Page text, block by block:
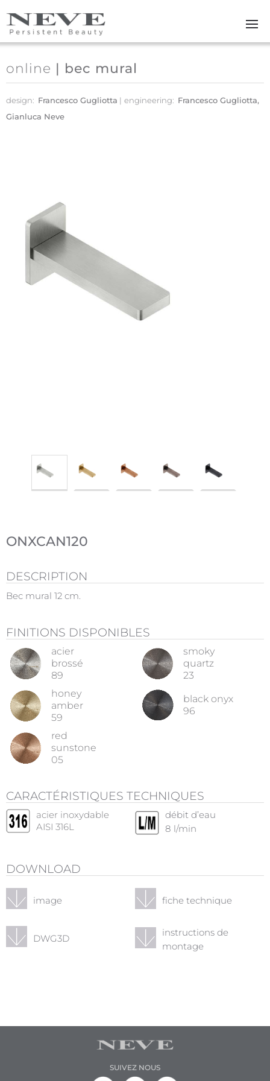
Skip to main content
online | bec mural
design: Francesco Gugliotta engineering: Francesco Gugliotta,
Gianluca Neve
ONXCAN120
DESCRIPTION
Bec mural 12 cm.
FINITIONS DISPONIBLES
acier
brossé
89
smoky
quartz
23
honey
amber
59
black onyx
96
red
sunstone
05
CARACTÉRISTIQUES TECHNIQUES
acier inoxydable
AISI 316L
débit d’eau
8 l/min
DOWNLOAD
image fiche technique
DWG3D
instructions de
montage
SUIVEZ NOUS